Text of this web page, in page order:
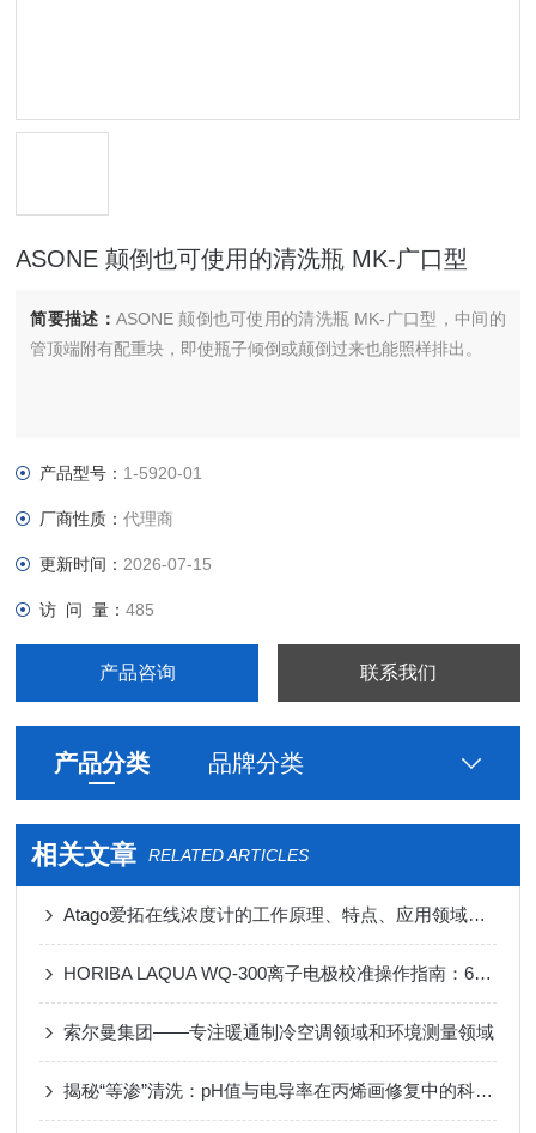
ASONE 颠倒也可使用的清洗瓶 MK-广口型
简要描述： ASONE 颠倒也可使用的清洗瓶 MK-广口型，中间的
管顶端附有配重块，即使瓶子倾倒或颠倒过来也能照样排出。
产品型号： 1-5920-01
厂商性质：代理商
更新时间： 2026-07-15
访 问 量：485
产品咨询 联系我们
产品分类 品牌分类
相关文章 RELATED ARTICLES
Atago爱拓在线浓度计的工作原理、特点、应用领域以及未来的发展趋势
HORIBA LAQUA WQ-300离子电极校准操作指南：6步高效通关清单
索尔曼集团——专注暖通制冷空调领域和环境测量领域
揭秘“等渗”清洗：pH值与电导率在丙烯画修复中的科学原理